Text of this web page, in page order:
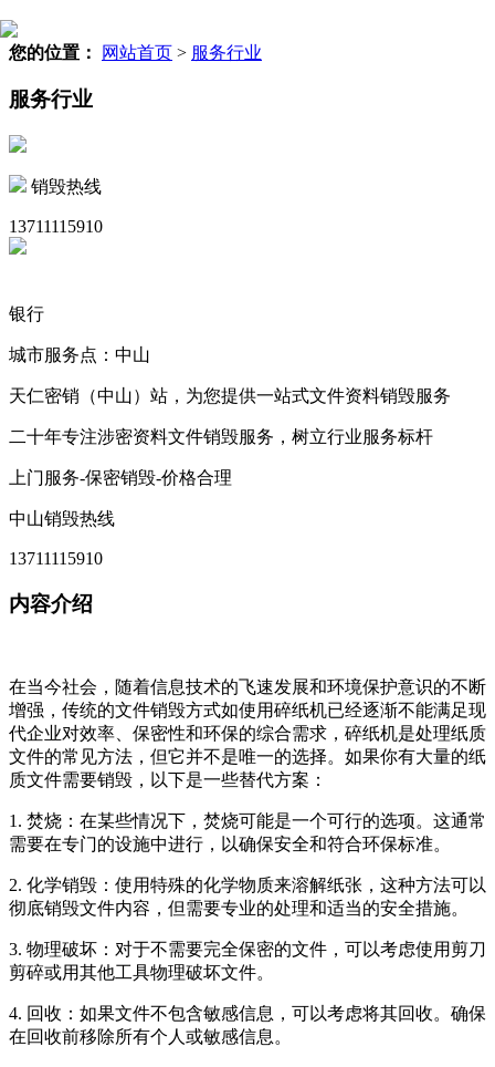
您的位置： 网站首页 > 服务行业
服务行业
销毁热线
13711115910
银行
城市服务点：中山
天仁密销（中山）站，为您提供一站式文件资料销毁服务
二十年专注涉密资料文件销毁服务，树立行业服务标杆
上门服务-保密销毁-价格合理
中山销毁热线
13711115910
内容介绍
在当今社会，随着信息技术的飞速发展和环境保护意识的不断
增强，传统的文件销毁方式如使用碎纸机已经逐渐不能满足现
代企业对效率、保密性和环保的综合需求，碎纸机是处理纸质
文件的常见方法，但它并不是唯一的选择。如果你有大量的纸
质文件需要销毁，以下是一些替代方案：
1. 焚烧：在某些情况下，焚烧可能是一个可行的选项。这通常
需要在专门的设施中进行，以确保安全和符合环保标准。
2. 化学销毁：使用特殊的化学物质来溶解纸张，这种方法可以
彻底销毁文件内容，但需要专业的处理和适当的安全措施。
3. 物理破坏：对于不需要完全保密的文件，可以考虑使用剪刀
剪碎或用其他工具物理破坏文件。
4. 回收：如果文件不包含敏感信息，可以考虑将其回收。确保
在回收前移除所有个人或敏感信息。